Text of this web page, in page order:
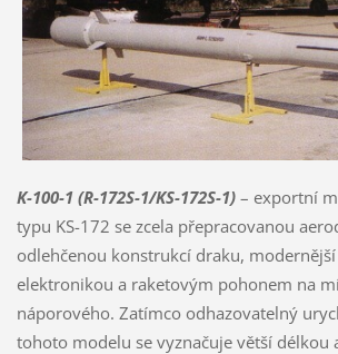
K-100-1 (R-172S-1/KS-172S-1)– exportní
typu KS-172 se zcela přepracovanou
odlehčenou konstrukcí draku,
elektronikou a raketovým pohonem na
náporového. Zatímco odhazovatelný
tohoto modelu se vyznačuje větší délkou